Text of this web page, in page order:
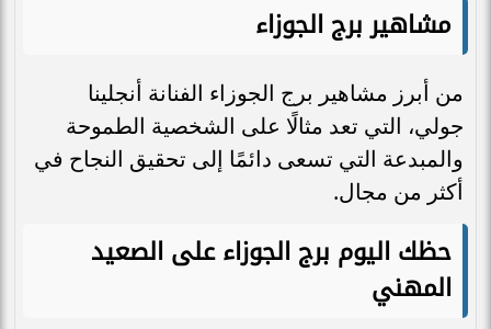
مشاهير برج الجوزاء
من أبرز مشاهير برج الجوزاء الفنانة أنجلينا
جولي، التي تعد مثالًا على الشخصية الطموحة
والمبدعة التي تسعى دائمًا إلى تحقيق النجاح في
أكثر من مجال.
حظك اليوم برج الجوزاء على الصعيد
المهني